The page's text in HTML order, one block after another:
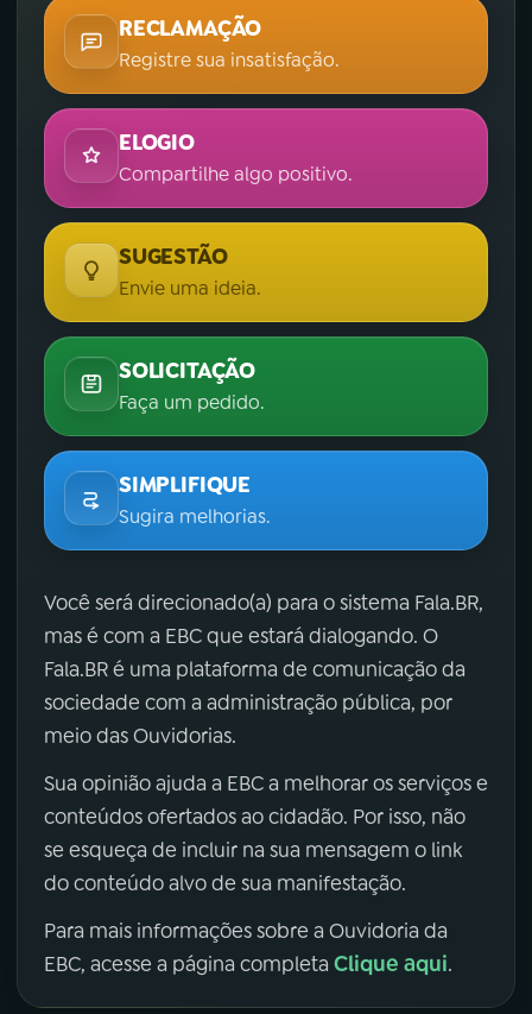
RECLAMAÇÃO
Registre sua insatisfação.
ELOGIO
Compartilhe algo positivo.
SUGESTÃO
Envie uma ideia.
SOLICITAÇÃO
Faça um pedido.
SIMPLIFIQUE
Sugira melhorias.
Você será direcionado(a) para o sistema Fala.BR,
mas é com a EBC que estará dialogando. O
Fala.BR é uma plataforma de comunicação da
sociedade com a administração pública, por
meio das Ouvidorias.
Sua opinião ajuda a EBC a melhorar os serviços e
conteúdos ofertados ao cidadão. Por isso, não
se esqueça de incluir na sua mensagem o link
do conteúdo alvo de sua manifestação.
Para mais informações sobre a Ouvidoria da
EBC, acesse a página completa Clique aqui.